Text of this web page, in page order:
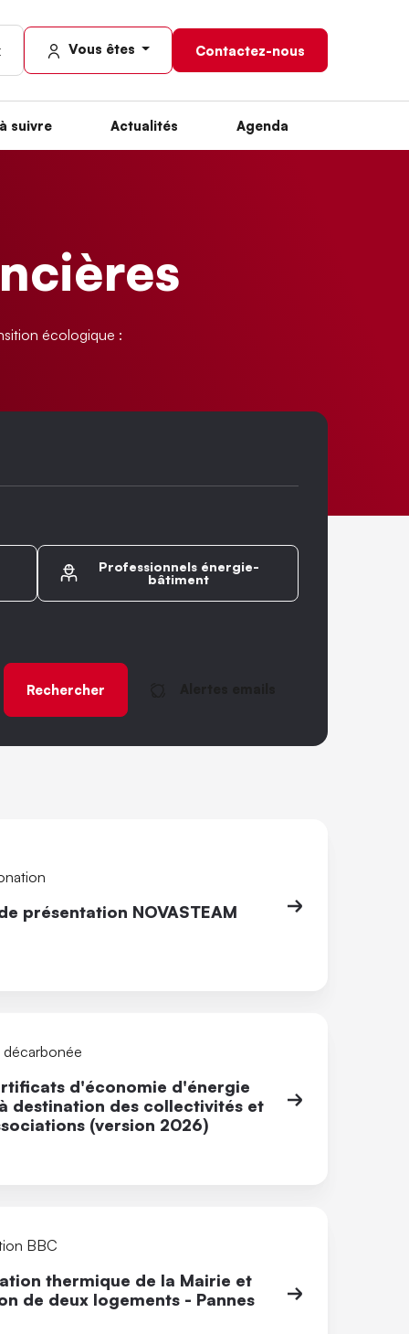
Vous êtes Contactez-nous
suivre Actualités Agenda
écologique :
Professionnels énergie-
bâtiment
présentation NOVASTEAM
d'économie d'énergie
destination des collectivités et
(version 2026)
BBC
thermique de la Mairie et
de deux logements - Pannes